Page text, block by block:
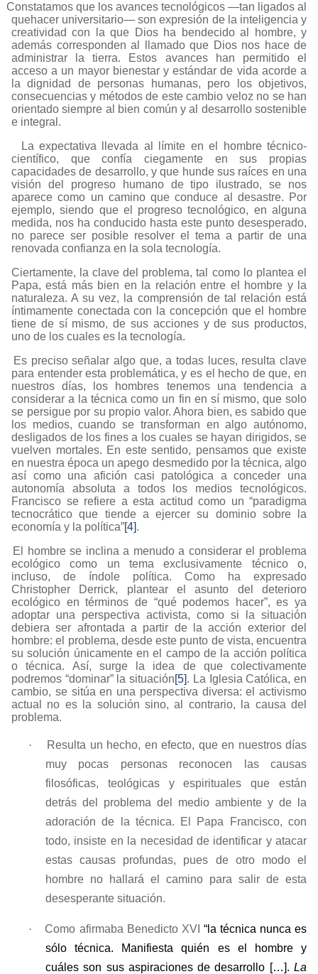
Constatamos que los avances tecnológicos —tan ligados al
quehacer universitario— son expresión de la inteligencia y
creatividad con la que Dios ha bendecido al hombre, y
además corresponden al llamado que Dios nos hace de
administrar la tierra. Estos avances han permitido el
acceso a un mayor bienestar y estándar de vida acorde a
la dignidad de personas humanas, pero los objetivos,
consecuencias y métodos de este cambio veloz no se han
orientado siempre al bien común y al desarrollo sostenible
e integral.
La expectativa llevada al límite en el hombre técnico-
científico, que confía ciegamente en sus propias
capacidades de desarrollo, y que hunde sus raíces en una
visión del progreso humano de tipo ilustrado, se nos
aparece como un camino que conduce al desastre. Por
ejemplo, siendo que el progreso tecnológico, en alguna
medida, nos ha conducido hasta este punto desesperado,
no parece ser posible resolver el tema a partir de una
renovada confianza en la sola tecnología.
Ciertamente, la clave del problema, tal como lo plantea el
Papa, está más bien en la relación entre el hombre y la
naturaleza. A su vez, la comprensión de tal relación está
íntimamente conectada con la concepción que el hombre
tiene de sí mismo, de sus acciones y de sus productos,
uno de los cuales es la tecnología.
Es preciso señalar algo que, a todas luces, resulta clave
para entender esta problemática, y es el hecho de que, en
nuestros días, los hombres tenemos una tendencia a
considerar a la técnica como un fin en sí mismo, que solo
se persigue por su propio valor. Ahora bien, es sabido que
los medios, cuando se transforman en algo autónomo,
desligados de los fines a los cuales se hayan dirigidos, se
vuelven mortales. En este sentido, pensamos que existe
en nuestra época un apego desmedido por la técnica, algo
así como una afición casi patológica a conceder una
autonomía absoluta a todos los medios tecnológicos.
Francisco se refiere a esta actitud como un “paradigma
tecnocrático que tiende a ejercer su dominio sobre la
economía y la política”[4].
El hombre se inclina a menudo a considerar el problema
ecológico como un tema exclusivamente técnico o,
incluso, de índole política. Como ha expresado
Christopher Derrick, plantear el asunto del deterioro
ecológico en términos de “qué podemos hacer”, es ya
adoptar una perspectiva activista, como si la situación
debiera ser afrontada a partir de la acción exterior del
hombre: el problema, desde este punto de vista, encuentra
su solución únicamente en el campo de la acción política
o técnica. Así, surge la idea de que colectivamente
podremos “dominar” la situación[5]. La Iglesia Católica, en
cambio, se sitúa en una perspectiva diversa: el activismo
actual no es la solución sino, al contrario, la causa del
problema.
·
Resulta un hecho, en efecto, que en nuestros días
muy pocas personas reconocen las causas
filosóficas, teológicas y espirituales que están
detrás del problema del medio ambiente y de la
adoración de la técnica. El Papa Francisco, con
todo, insiste en la necesidad de identificar y atacar
estas causas profundas, pues de otro modo el
hombre no hallará el camino para salir de esta
desesperante situación.
· Como afirmaba Benedicto XVI “la técnica nunca es
sólo técnica. Manifiesta quién es el hombre y
cuáles son sus aspiraciones de desarrollo […]. La